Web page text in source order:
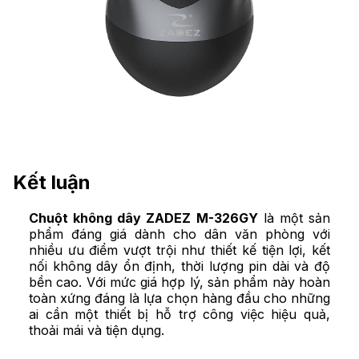
Kết luận
Chuột không dây ZADEZ M-326GYlà một sản
phẩm đáng giá dành cho dân văn phòng với
nhiều ưu điểm vượt trội như thiết kế tiện lợi, kết
nối không dây ổn định, thời lượng pin dài và độ
bền cao. Với mức giá hợp lý, sản phẩm này hoàn
toàn xứng đáng là lựa chọn hàng đầu cho những
ai cần một thiết bị hỗ trợ công việc hiệu quả,
thoải mái và tiện dụng.